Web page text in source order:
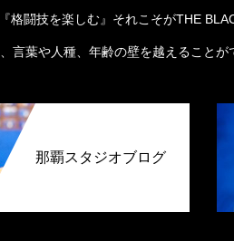
格闘技を楽しむ』それこそがTHE
言葉や人種、年齢の壁を越えることが
那覇スタジオブログ